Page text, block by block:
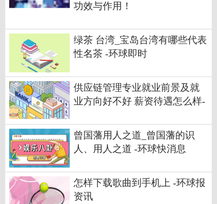
功效与作用！
绿茶 台湾_宝岛台湾有哪些代表
性名茶 -环球即时
供应链管理专业就业前景及就
业方向好不好 薪资待遇怎么样-
曾国藩用人之道_曾国藩的识
人、用人之道 -环球快消息
怎样下载歌曲到手机上 -环球报
资讯